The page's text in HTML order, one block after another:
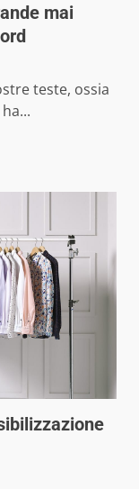
mai
teste, ossia